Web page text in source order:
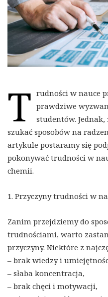
T rudności w nauce
prawdziwe
studentów.
szukać sposobów na
artykule postaramy się
pokonywać trudności w
chemii.
1. Przyczyny trudności w
Zanim przejdziemy do
trudnościami, warto
przyczyny. Niektóre z
– brak wiedzy i
– słaba koncentracja,
– brak chęci i motywacji,